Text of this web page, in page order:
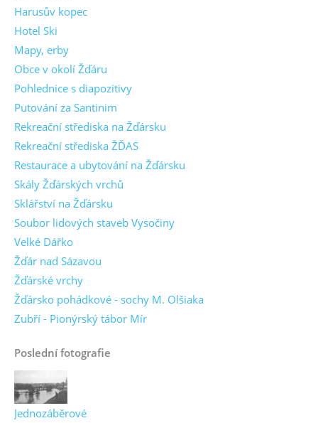
Harusův kopec
Hotel Ski
Mapy, erby
Obce v okolí Žďáru
Pohlednice s diapozitivy
Putování za Santinim
Rekreační střediska na Žďársku
Rekreační střediska ŽĎAS
Restaurace a ubytování na Žďársku
Skály Žďárských vrchů
Sklářství na Žďársku
Soubor lidových staveb Vysočiny
Velké Dářko
Žďár nad Sázavou
Žďárské vrchy
Žďársko pohádkové - sochy M. Olšiaka
Zubří - Pionýrský tábor Mír
Poslední fotografie
Jednozáběrové